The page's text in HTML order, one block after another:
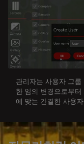
관리자는 사용자 그
한 임의 변경으로부
에 맞는 간결한 사용